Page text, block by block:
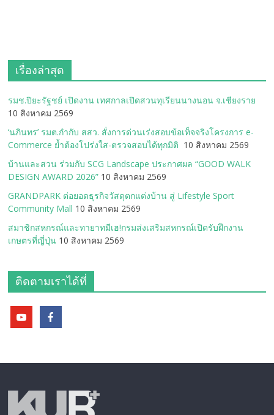
เรื่องล่าสุด
รมช.ปิยะรัฐชย์ เปิดงาน เทศกาลเปิดสวนทุเรียนนางนอน จ.เชียงราย
10 สิงหาคม 2569
‘นภินทร’ รมต.กำกับ สสว. สั่งการด่วนเร่งสอบข้อเท็จจริงโครงการ e-
Commerce ย้ำต้องโปร่งใส-ตรวจสอบได้ทุกมิติ 10 สิงหาคม 2569
บ้านและสวน ร่วมกับ SCG Landscape ประกาศผล “GOOD WALK
DESIGN AWARD 2026” 10 สิงหาคม 2569
GRANDPARK ต่อยอดธุรกิจวัสดุตกแต่งบ้าน สู่ Lifestyle Sport
Community Mall 10 สิงหาคม 2569
สมาชิกสหกรณ์และทายาทมีเฮ!กรมส่งเสริมสหกรณ์เปิดรับฝึกงาน
เกษตรที่ญี่ปุ่น 10 สิงหาคม 2569
ติดตามเราได้ที่